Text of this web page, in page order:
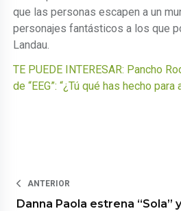
que las personas escapen a un
personajes fantásticos a los que
Landau.
TE PUEDE INTERESAR: Pancho
de “EEG”: “¿Tú qué has hecho
ANTERIOR
Danna Paola estrena “Sola”